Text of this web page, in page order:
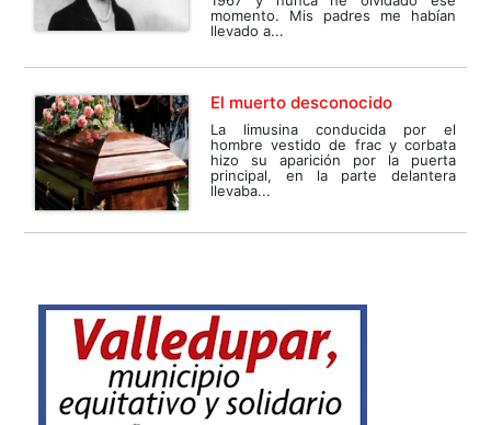
momento. Mis padres me habían
llevado a...
El muerto desconocido
La limusina conducida por el
hombre vestido de frac y corbata
hizo su aparición por la puerta
principal, en la parte delantera
llevaba...